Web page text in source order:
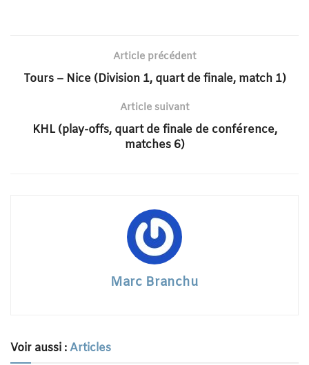
Article précédent
Tours – Nice (Division 1, quart de finale, match 1)
Article suivant
KHL (play-offs, quart de finale de conférence,
matches 6)
Marc Branchu
Voir aussi :Articles